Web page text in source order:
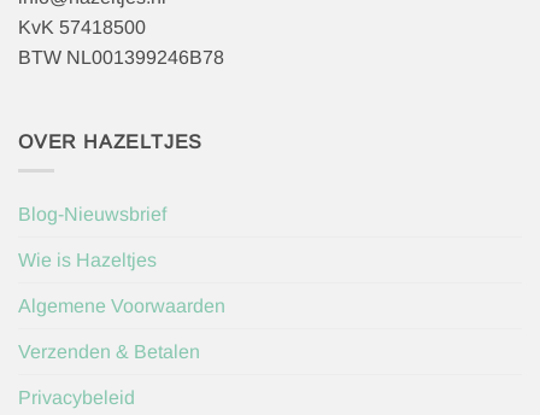
KvK 57418500
BTW NL001399246B78
OVER HAZELTJES
Blog-Nieuwsbrief
Wie is Hazeltjes
Algemene Voorwaarden
Verzenden & Betalen
Privacybeleid